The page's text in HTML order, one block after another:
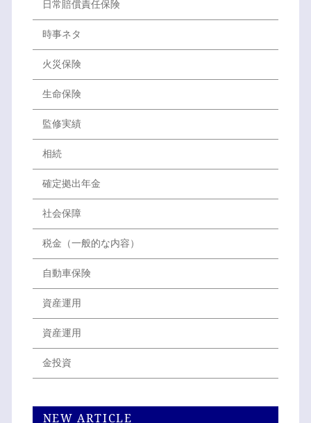
日常賠償責任保険
時事ネタ
火災保険
生命保険
監修実績
相続
確定拠出年金
社会保障
税金（一般的な内容）
自動車保険
資産運用
資産運用
金投資
NEW ARTICLE